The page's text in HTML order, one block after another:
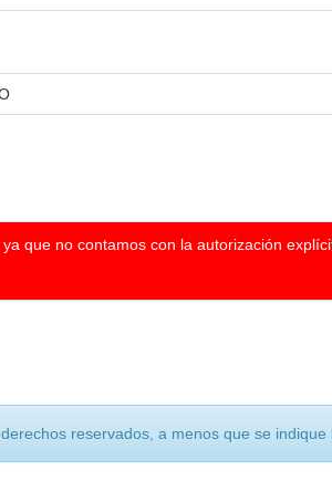
que no contamos con la autorización
reservados, a menos que se indique